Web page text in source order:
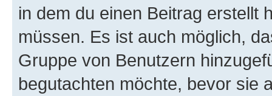
in dem du einen Beitrag erstellt
müssen. Es ist auch möglich,
Gruppe von Benutzern
begutachten möchte, bevor sie